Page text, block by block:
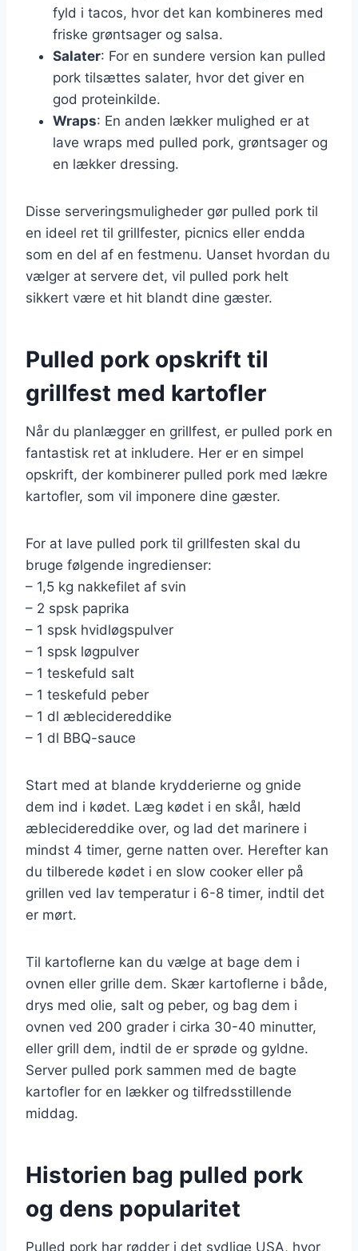
fyld i tacos, hvor det kan kombineres med
friske grøntsager og salsa.
Salater: For en sundere version kan pulled
pork tilsættes salater, hvor det giver en
god proteinkilde.
Wraps: En anden lækker mulighed er at
lave wraps med pulled pork, grøntsager og
en lækker dressing.
Disse serveringsmuligheder gør pulled pork til
en ideel ret til grillfester, picnics eller endda
som en del af en festmenu. Uanset hvordan du
vælger at servere det, vil pulled pork helt
sikkert være et hit blandt dine gæster.
Pulled pork opskrift til
grillfest med kartofler
Når du planlægger en grillfest, er pulled pork en
fantastisk ret at inkludere. Her er en simpel
opskrift, der kombinerer pulled pork med lækre
kartofler, som vil imponere dine gæster.
For at lave pulled pork til grillfesten skal du
bruge følgende ingredienser:
– 1,5 kg nakkefilet af svin
– 2 spsk paprika
– 1 spsk hvidløgspulver
– 1 spsk løgpulver
– 1 teskefuld salt
– 1 teskefuld peber
– 1 dl æblecidereddike
– 1 dl BBQ-sauce
Start med at blande krydderierne og gnide
dem ind i kødet. Læg kødet i en skål, hæld
æblecidereddike over, og lad det marinere i
mindst 4 timer, gerne natten over. Herefter kan
du tilberede kødet i en slow cooker eller på
grillen ved lav temperatur i 6-8 timer, indtil det
er mørt.
Til kartoflerne kan du vælge at bage dem i
ovnen eller grille dem. Skær kartoflerne i både,
drys med olie, salt og peber, og bag dem i
ovnen ved 200 grader i cirka 30-40 minutter,
eller grill dem, indtil de er sprøde og gyldne.
Server pulled pork sammen med de bagte
kartofler for en lækker og tilfredsstillende
middag.
Historien bag pulled pork
og dens popularitet
Pulled pork har rødder i det sydlige USA, hvor